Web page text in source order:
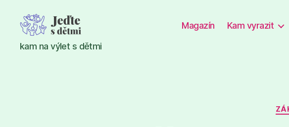
Jeďte
s
kam na výlet s dětmi
Magazín Kam vyrazit